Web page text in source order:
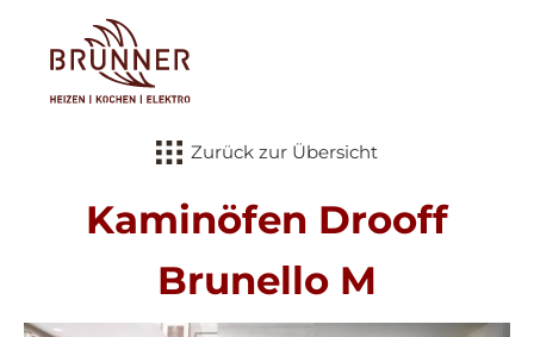
Zurück zur Übersicht
Kaminöfen Drooff
Brunello M